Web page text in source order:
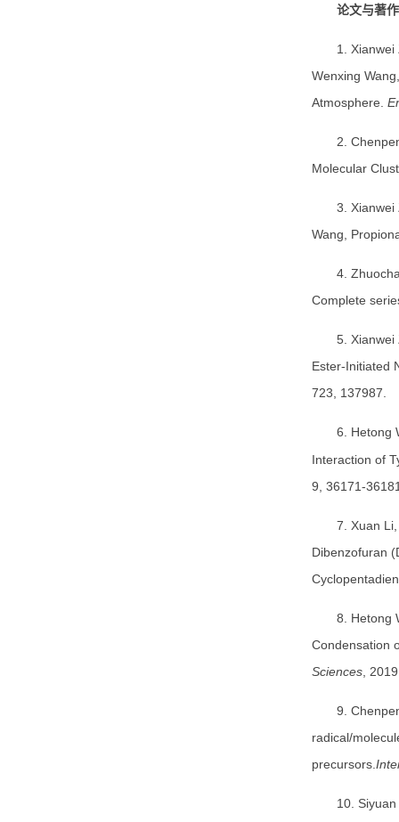
论文与著
1.
Wenxing
Atmosphere. E
2.
Molecular
3. Xianwei
Wang,
4.
Complete
5. Xianwei
Ester-Initiated
723, 137987.
6. Hetong
Interaction of
9, 36171-
7. Xuan
Dibenzofuran
8. Hetong
Condensation
Sciences ,
9.
radical/
precursors.
10.